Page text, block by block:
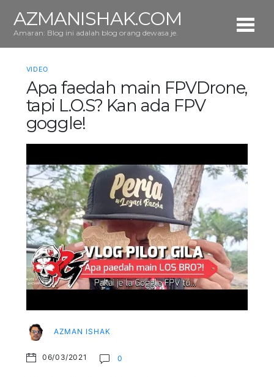
AZMANISHAK.COM
Amaran: Blog ini adalah blog orang dewasa je.
VIDEO
Apa faedah main FPVDrone,
tapi L.O.S? Kan ada FPV
goggle!
AZMAN ISHAK
06/03/2021 0